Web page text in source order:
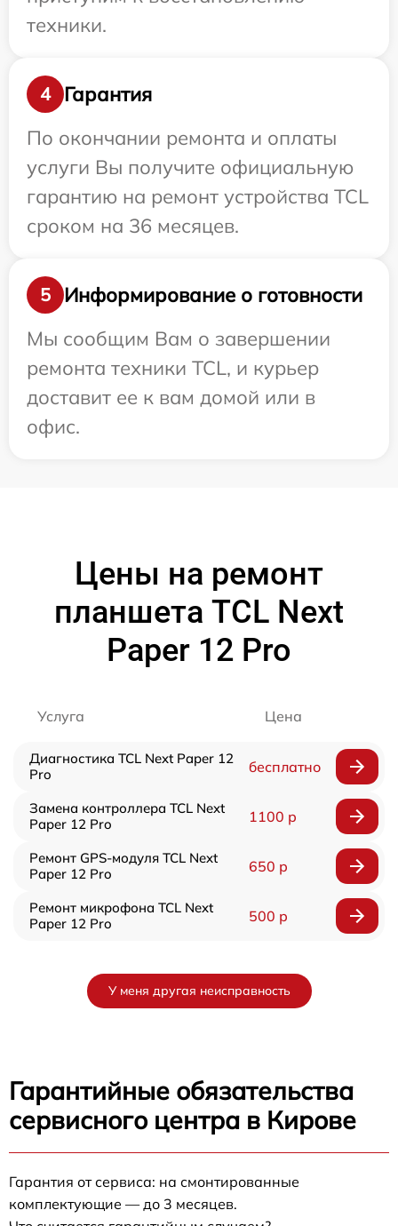
техники.
4
Гарантия
По окончании ремонта и оплаты
услуги Вы получите официальную
гарантию на ремонт устройства TCL
сроком на 36 месяцев.
5
Информирование о готовности
Мы сообщим Вам о завершении
ремонта техники TCL, и курьер
доставит ее к вам домой или в
офис.
Цены на ремонт
планшета TCL Next
Paper 12 Pro
Услуга Цена
Диагностика TCL Next Paper 12
Pro
бесплатно
Замена контроллера TCL Next
Paper 12 Pro
1100 р
Ремонт GPS-модуля TCL Next
Paper 12 Pro
650 р
Ремонт микрофона TCL Next
Paper 12 Pro
500 р
У меня другая неисправность
Гарантийные обязательства
сервисного центра в Кирове
Гарантия от сервиса: на смонтированные
комплектующие — до 3 месяцев.